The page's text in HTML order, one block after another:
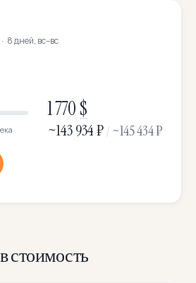
8 дней, вс–вс
1 770 $
~143 934 ₽ / ~145 434 ₽
стоимость